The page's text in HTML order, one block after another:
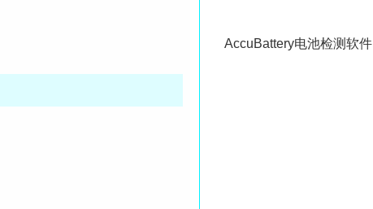
AccuBattery电池检测软件